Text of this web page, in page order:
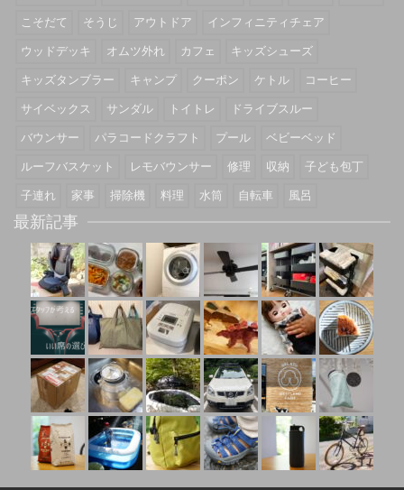
こそだて
そうじ アウトドア
インフィニティチェア
ウッドデッキ
オムツ外れ カフェ
キッズシューズ
キッズタンブラー
キャンプ クーポン ケトル
コーヒー
サイベックス
サンダル トイトレ
ドライブスルー
バウンサー
パラコードクラフト プール
ベビーベッド
ルーフバスケット
レモバウンサー 修理 収納
子ども包丁
子連れ
家事 掃除機 料理 水筒 自転車 風呂
最新記事